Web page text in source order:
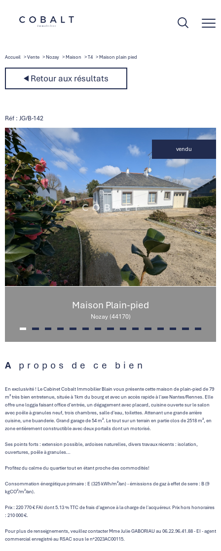
Accueil Vente Nozay Maison T4 Maison plain pied
Retour aux résultats
Réf : JG/B-142
vendu
Maison Plain-pied
Nozay (44170)
A propos de ce bien
En exclusivité ! Le Cabinet Cobalt Immobilier Blain vous présente cette maison de plain-pied de 79
m² très bien entretenue, située à 1km du bourg et avec un accès rapide à l'axe Nantes/Rennes. Elle
offre une loggia faisant office d'entrée, un dégagement avec placard, cuisine ouverte sur le salon
avec poêle à granules neuf, trois chambres, salle d'eau, toilettes. Attenant une grande arrière
cuisine, une buanderie. Grand garage de 54 m². Le tout sur un terrain en partie clos de 2518 m², en
zone entièrement constructible avec deux portails dont un motorisé.
Ses points forts : extension possible, ardoises naturelles, divers travaux récents : isolation,
ouvertures, poêle à granules...
Profitez du calme du quartier tout en étant proche des commodités!
Consommation énergétique primaire : E (325 kWh/m²/an) - émissions de gaz à effet de serre : B (9
kgCO²/m²/an).
Prix : 220 770 € FAI dont 5.13 % TTC de frais d'agence à la charge de l'acquéreur. Prix hors honoraires
: 210 000 €.
Pour plus de renseignements, veuillez contacter Mme Julie GABORIAU au 06.22.96.41.88 - EI - agent
commercial enregistré au RSAC sous le n°2023AC00115.